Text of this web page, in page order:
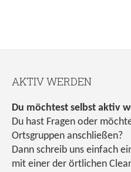
AKTIV WERDEN
Du möchtest selbst aktiv
Du hast Fragen oder
Ortsgruppen anschließen?
Dann schreib uns einfach
mit einer der örtlichen